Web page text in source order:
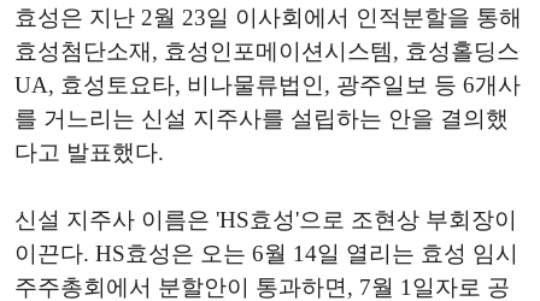
효성은 지난 2월 23일 이사회에서 인적분할을 통해
효성첨단소재, 효성인포메이션시스템, 효성홀딩스
UA, 효성토요타, 비나물류법인, 광주일보 등 6개사
를 거느리는 신설 지주사를 설립하는 안을 결의했
다고 발표했다.
신설 지주사 이름은 'HS효성'으로 조현상 부회장이
이끈다. HS효성은 오는 6월 14일 열리는 효성 임시
주주총회에서 분할안이 통과하면, 7월 1일자로 공